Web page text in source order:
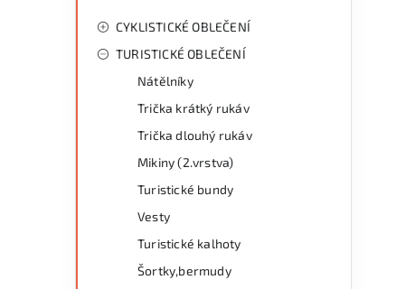
CYKLISTICKÉ OBLEČENÍ
TURISTICKÉ OBLEČENÍ
Nátělníky
Trička krátký rukáv
Trička dlouhý rukáv
Mikiny (2.vrstva)
Turistické bundy
Vesty
Turistické kalhoty
Šortky,bermudy